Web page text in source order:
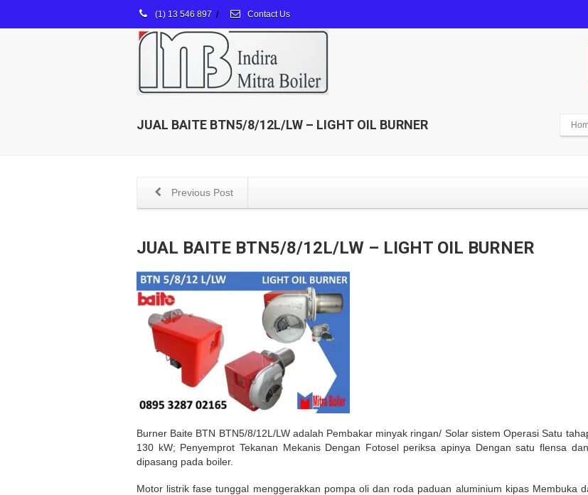
(1) 13 546 897 / Contact Us
JUAL BAITE BTN5/8/12L/LW – LIGHT OIL BURNER
Previous Post
JUAL BAITE BTN5/8/12L/LW – LIGHT OIL BURNER
Burner Baite BTN BTN5/8/12L/LW adalah Pembakar minyak ringan/ Solar sistem Operasi Satu
130 kW; Penyemprot Tekanan Mekanis Dengan Fotosel periksa apinya Dengan satu flensa
dipasang pada boiler.
Motor listrik fase tunggal menggerakkan pompa oli dan roda paduan aluminium kipas Membuka